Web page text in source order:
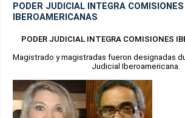
PODER JUDICIAL INTEGRA COMISIONES
IBEROAMERICANAS
PODER JUDICIAL INTEGRA COMISIONES
Magistrado y magistradas fueron designadas
Judicial Iberoamericana.